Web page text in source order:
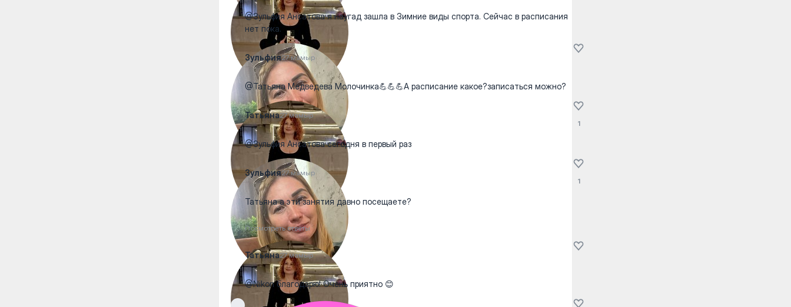
@Зульфия Ансатова я наугад зашла в Зимние виды спорта. Сейчас в расписания
нет пока.
Зульфия27 мамыр
@Татьяна Медведева Молочинка💪💪💪А расписание какое?записаться можно?
Татьяна27 мамыр
@Зульфия Ансатова сегодня в первый раз
1
Зульфия27 мамыр
Татьяна а эти занятия давно посещаете?
Посмотреть ответы
1
Татьяна27 мамыр
@Nikon благодарю! Очень приятно 😊